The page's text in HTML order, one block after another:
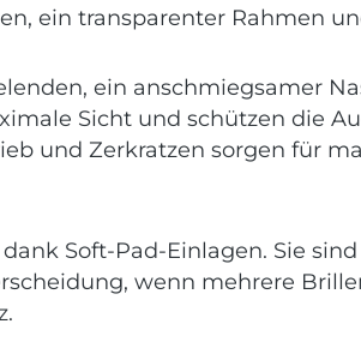
ein transparenter Rahmen
ein anschmiegsamer
Sicht und schützen die
und Zerkratzen sorgen für
Soft-Pad-Einlagen. Sie
wenn mehrere